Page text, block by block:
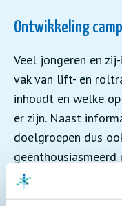
Ontwikkeling
Veel jongeren en
vak van lift- en
inhoudt en welke
er zijn. Naast
doelgroepen dus
beeld te komen. De
gekozen om in